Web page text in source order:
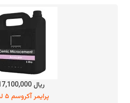
ریال 17,100,000
پرایمر آکروسم ۵ لیتر